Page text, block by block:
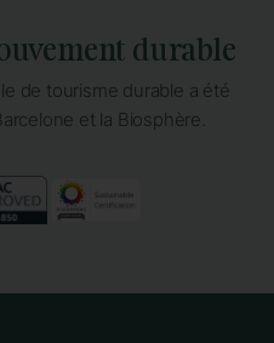
durable
de tourisme durable a été
et la Biosphère.